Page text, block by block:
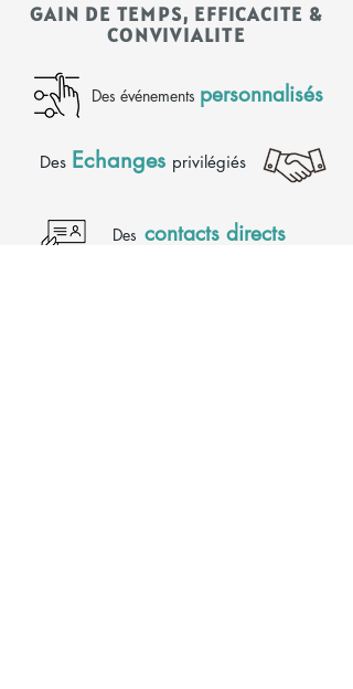
GAIN DE TEMPS, EFFICACITE &
CONVIVIALITE
Des événements personnalisés
Des Echanges privilégiés
Des contacts directs